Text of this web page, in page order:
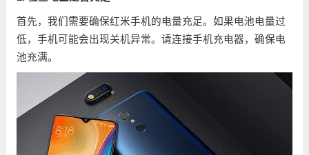
首先，我们需要确保红米手机的电量充足。如果电池电量过
低，手机可能会出现关机异常。请连接手机充电器，确保电
池充满。